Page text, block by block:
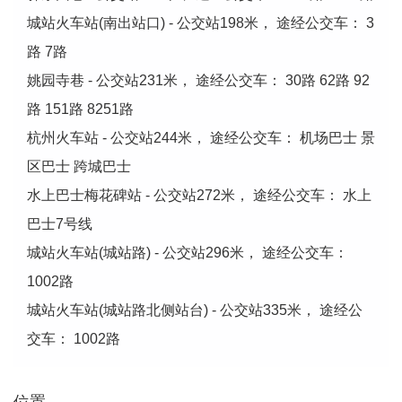
城站火车站(南出站口) - 公交站198米， 途经公交车： 3
路 7路
姚园寺巷 - 公交站231米， 途经公交车： 30路 62路 92
路 151路 8251路
杭州火车站 - 公交站244米， 途经公交车： 机场巴士 景
区巴士 跨城巴士
水上巴士梅花碑站 - 公交站272米， 途经公交车： 水上
巴士7号线
城站火车站(城站路) - 公交站296米， 途经公交车：
1002路
城站火车站(城站路北侧站台) - 公交站335米， 途经公
交车： 1002路